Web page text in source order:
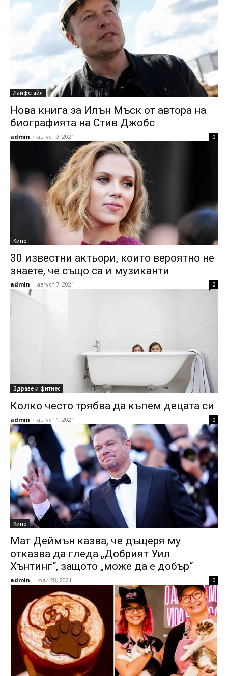
Лайфстайл
Нова книга за Илън Мъск от автора на
биографията на Стив Джобс
admin - август 9, 2021 0
Кино
30 известни актьори, които вероятно не
знаете, че също са и музиканти
admin - август 7, 2021 0
Здраве и фитнес
Колко често трябва да къпем децата си
admin - август 1, 2021 0
Кино
Мат Деймън казва, че дъщеря му
отказва да гледа „Добрият Уил
Хънтинг“, защото „може да е добър“
admin - юли 28, 2021 0